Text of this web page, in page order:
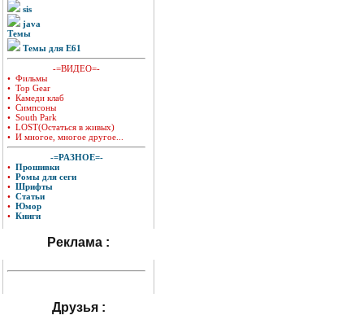
sis
java
Темы
Темы для E61
-=ВИДЕО=-
• Фильмы
• Top Gear
• Камеди клаб
• Симпсоны
• South Park
• LOST(Остаться в живых)
• И многое, многое другое...
-=РАЗНОЕ=-
• Прошивки
• Ромы для сеги
• Шрифты
• Статьи
• Юмор
• Книги
Реклама :
Друзья :